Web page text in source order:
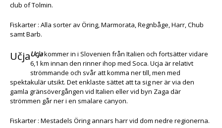
club of Tolmin.
Fiskarter : Alla sorter av Öring, Marmorata, Regnbåge, Harr, Chub
samt Barb.
UčjaUcjakommer in i Slovenien från Italien och fortsätter vidare
6,1 km innan den rinner ihop med Soca. Ucja är relativt
strömmande och svår att komma ner till, men med
spektakulär utsikt. Det enklaste sättet att ta sig ner är via den
gamla gränsövergången vid Italien eller vid byn Zaga där
strömmen går ner i en smalare canyon.
Fiskarter : Mestadels Öring annars harr vid dom nedre regionerna.